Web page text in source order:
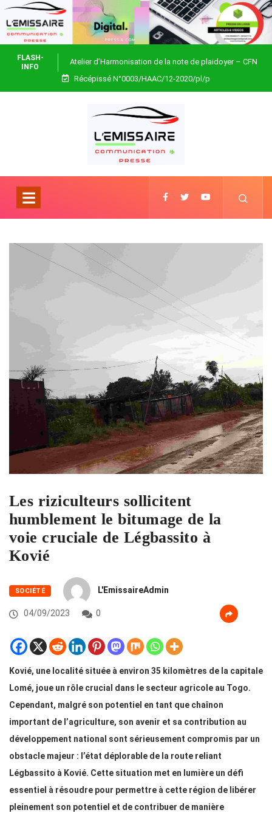
FLASH-
INFO
Atelier d’Harmonisation de la note de plaidoyer – CFN
Togo
Récépissé N°0003/HAAC/12-2020/pl/p
Les riziculteurs sollicitent
humblement le bitumage de la
voie cruciale de Légbassito à
Kovié
SOCIÉTÉ L'EmissaireAdmin
04/09/2023 0
Kovié, une localité située à environ 35 kilomètres de la capitale
Lomé, joue un rôle crucial dans le secteur agricole au Togo.
Cependant, malgré son potentiel en tant que chaînon
important de l’agriculture, son avenir et sa contribution au
développement national sont sérieusement compromis par un
obstacle majeur : l’état déplorable de la route reliant
Légbassito à Kovié. Cette situation met en lumière un défi
essentiel à résoudre pour permettre à cette région de libérer
pleinement son potentiel et de contribuer de manière